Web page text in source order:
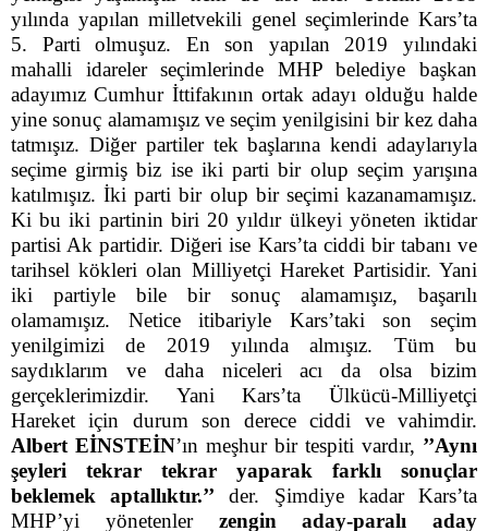
yılında yapılan milletvekili genel seçimlerinde Kars’ta
5. Parti olmuşuz. En son yapılan 2019 yılındaki
mahalli idareler seçimlerinde MHP belediye başkan
adayımız Cumhur İttifakının ortak adayı olduğu halde
yine sonuç alamamışız ve seçim yenilgisini bir kez daha
tatmışız. Diğer partiler tek başlarına kendi adaylarıyla
seçime girmiş biz ise iki parti bir olup seçim yarışına
katılmışız. İki parti bir olup bir seçimi kazanamamışız.
Ki bu iki partinin biri 20 yıldır ülkeyi yöneten iktidar
partisi Ak partidir. Diğeri ise Kars’ta ciddi bir tabanı ve
tarihsel kökleri olan Milliyetçi Hareket Partisidir. Yani
iki partiyle bile bir sonuç alamamışız, başarılı
olamamışız. Netice itibariyle Kars’taki son seçim
yenilgimizi de 2019 yılında almışız. Tüm bu
saydıklarım ve daha niceleri acı da olsa bizim
gerçeklerimizdir. Yani Kars’ta Ülkücü-Milliyetçi
Hareket için durum son derece ciddi ve vahimdir.
Albert EİNSTEİN’ın meşhur bir tespiti vardır, ’’Aynı
şeyleri tekrar tekrar yaparak farklı sonuçlar
beklemek aptallıktır.’’ der. Şimdiye kadar Kars’ta
MHP’yi yönetenler zengin aday-paralı aday